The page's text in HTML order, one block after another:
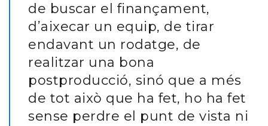
de buscar el finançament,
d’aixecar un equip, de tirar
endavant un rodatge, de
realitzar una bona
postproducció, sinó que a més
de tot això que ha fet, ho ha fet
sense perdre el punt de vista ni